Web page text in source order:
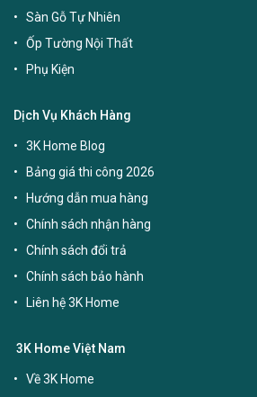
Sàn Gỗ Tự Nhiên
Ốp Tường Nội Thất
Phụ Kiện
Dịch Vụ Khách Hàng
3K Home Blog
Bảng giá thi công 2026
Hướng dẫn mua hàng
Chính sách nhận hàng
Chính sách đổi trả
Chính sách bảo hành
Liên hệ 3K Home
3K Home Việt Nam
Về 3K Home